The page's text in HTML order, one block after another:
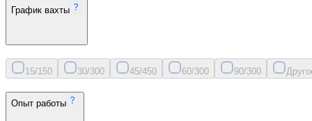
График вахты
15/150 30/300 45/450 60/300 90/300
Опыт работы